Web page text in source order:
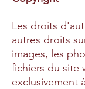
Les droits
autres droits
images, les
fichiers du site
exclusivement